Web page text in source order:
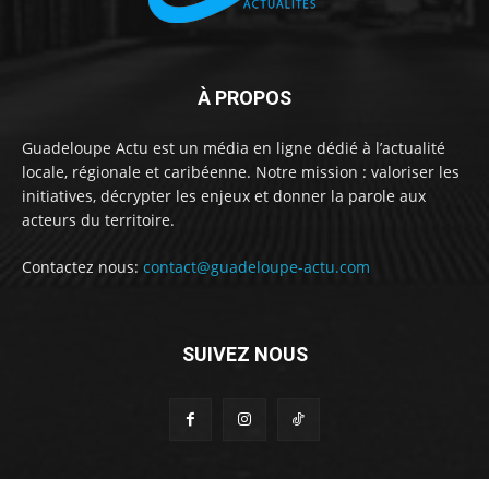
À PROPOS
Guadeloupe Actu est un média en ligne dédié à l’actualité
locale, régionale et caribéenne. Notre mission : valoriser les
initiatives, décrypter les enjeux et donner la parole aux
acteurs du territoire.
Contactez nous: contact@guadeloupe-actu.com
SUIVEZ NOUS